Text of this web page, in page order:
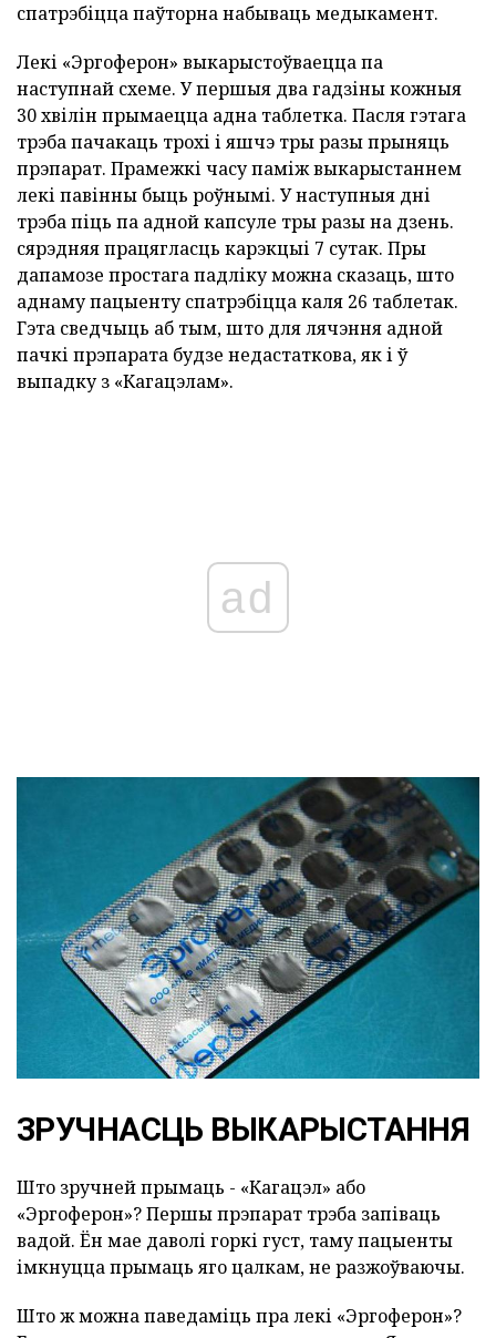
спатрэбіцца паўторна набываць медыкамент.
Лекі «Эргоферон» выкарыстоўваецца па
наступнай схеме. У першыя два гадзіны кожныя
30 хвілін прымаецца адна таблетка. Пасля гэтага
трэба пачакаць трохі і яшчэ тры разы прыняць
прэпарат. Прамежкі часу паміж выкарыстаннем
лекі павінны быць роўнымі. У наступныя дні
трэба піць па адной капсуле тры разы на дзень.
сярэдняя працягласць карэкцыі 7 сутак. Пры
дапамозе простага падліку можна сказаць, што
аднаму пацыенту спатрэбіцца каля 26 таблетак.
Гэта сведчыць аб тым, што для лячэння адной
пачкі прэпарата будзе недастаткова, як і ў
выпадку з «Кагацэлам».
ad
ЗРУЧНАСЦЬ ВЫКАРЫСТАННЯ
Што зручней прымаць - «Кагацэл» або
«Эргоферон»? Першы прэпарат трэба запіваць
вадой. Ён мае даволі горкі густ, таму пацыенты
імкнуцца прымаць яго цалкам, не разжоўваючы.
Што ж можна паведаміць пра лекі «Эргоферон»?